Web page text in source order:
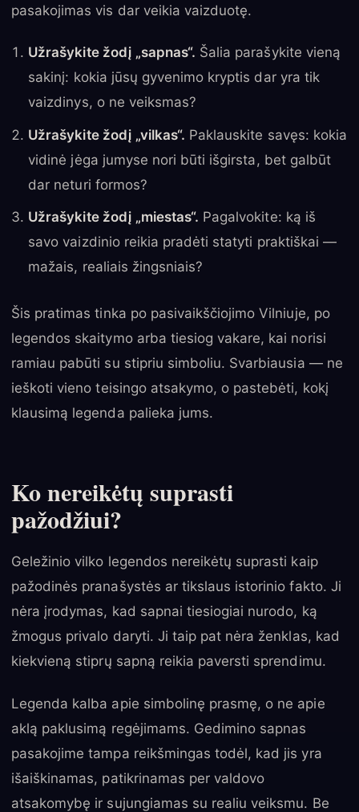
pasakojimas vis dar veikia vaizduotę.
Užrašykite žodį „sapnas“. Šalia parašykite vieną
sakinį: kokia jūsų gyvenimo kryptis dar yra tik
vaizdinys, o ne veiksmas?
Užrašykite žodį „vilkas“. Paklauskite savęs: kokia
vidinė jėga jumyse nori būti išgirsta, bet galbūt
dar neturi formos?
Užrašykite žodį „miestas“. Pagalvokite: ką iš
savo vaizdinio reikia pradėti statyti praktiškai —
mažais, realiais žingsniais?
Šis pratimas tinka po pasivaikščiojimo Vilniuje, po
legendos skaitymo arba tiesiog vakare, kai norisi
ramiau pabūti su stipriu simboliu. Svarbiausia — ne
ieškoti vieno teisingo atsakymo, o pastebėti, kokį
klausimą legenda palieka jums.
Ko nereikėtų suprasti
pažodžiui?
Geležinio vilko legendos nereikėtų suprasti kaip
pažodinės pranašystės ar tikslaus istorinio fakto. Ji
nėra įrodymas, kad sapnai tiesiogiai nurodo, ką
žmogus privalo daryti. Ji taip pat nėra ženklas, kad
kiekvieną stiprų sapną reikia paversti sprendimu.
Legenda kalba apie simbolinę prasmę, o ne apie
aklą paklusimą regėjimams. Gedimino sapnas
pasakojime tampa reikšmingas todėl, kad jis yra
išaiškinamas, patikrinamas per valdovo
atsakomybę ir sujungiamas su realiu veiksmu. Be